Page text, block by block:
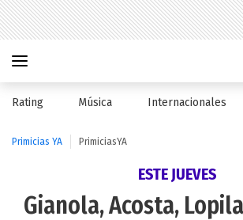
Rating Música Internacionales
Primicias YA PrimiciasYA
ESTE JUEVES
Gianola, Acosta,